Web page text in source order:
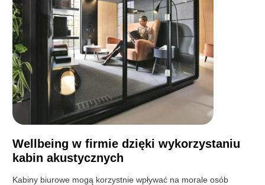
Wellbeing w firmie dzięki wykorzystaniu
kabin akustycznych
Kabiny biurowe mogą korzystnie wpływać na morale osób